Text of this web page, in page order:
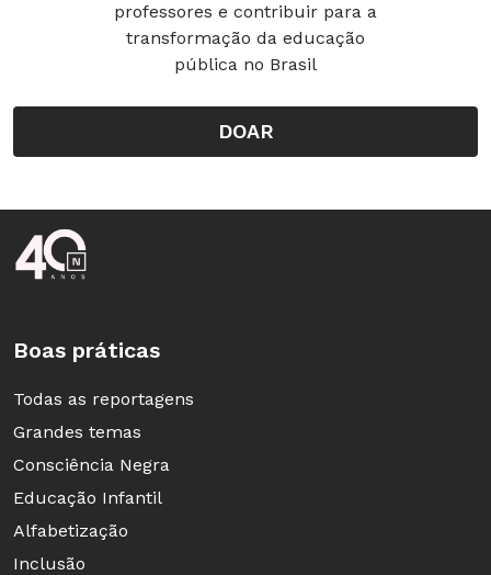
professores e contribuir para a
transformação da educação
pública no Brasil
DOAR
Rodapé da Nova Escola
Boas práticas
Todas as reportagens
Grandes temas
Consciência Negra
Educação Infantil
Alfabetização
Inclusão